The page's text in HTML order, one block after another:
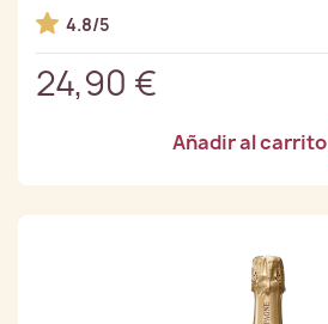
4.8/5
24,90 €
Añadir al carrito